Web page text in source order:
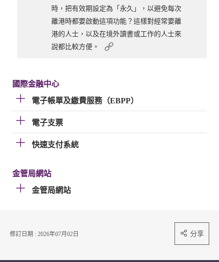
時，把有效期設定為「永久」，以避免每次
離港時都要啟動這項功能？這樣對經常要離
港的人士，以及在境外讀書或工作的人士來
說都比較方便。
國際金融中心
電子帳單及繳費服務（EBPP）
電子支票
快速支付系統
金管局網站
金管局網站
修訂日期 : 2026年07月02日 分享